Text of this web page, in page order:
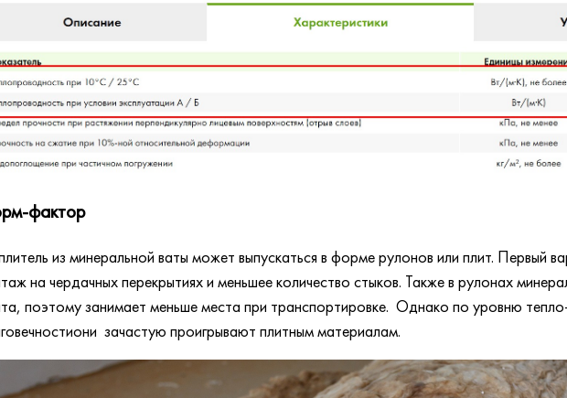
фактор
из минеральной ваты может выпускаться в форме рулонов или плит. Первый
на чердачных перекрытиях и меньшее количество стыков. Также в рулонах
поэтому занимает меньше места при транспортировке. Однако по уровню
зачастую проигрывают плитным материалам.